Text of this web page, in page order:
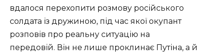
вдалося перехопити розмову російського
солдата із дружиною, під час якої окупант
розповів про реальну ситуацію на
передовій. Він не лише проклинає Путіна, а й